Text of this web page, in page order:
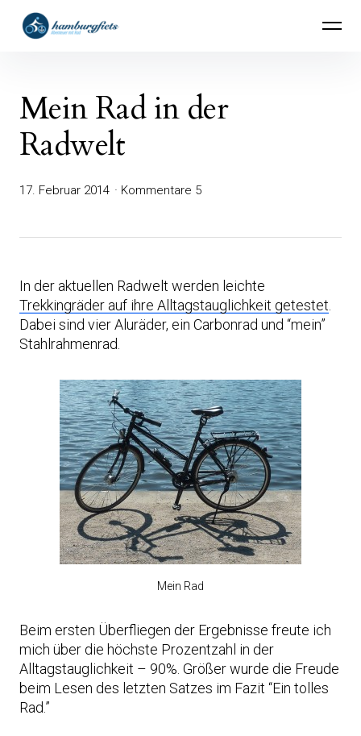
überspringen
hamburgfiets – Abenteuer mit Rad
Mein Rad in der
Radwelt
17. Februar 2014 Kommentare 5
In der aktuellen Radwelt werden leichte
Trekkingräder auf ihre Alltagstauglichkeit getestet
Dabei sind vier Aluräder, ein Carbonrad und “mein”
Stahlrahmenrad.
Mein Rad
Beim ersten Überfliegen der Ergebnisse freute ich
mich über die höchste Prozentzahl in der
Alltagstauglichkeit – 90%. Größer wurde die Freude
beim Lesen des letzten Satzes im Fazit “Ein tolles
Rad.”